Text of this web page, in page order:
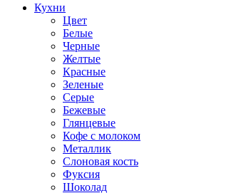
Кухни
Цвет
Белые
Черные
Желтые
Красные
Зеленые
Серые
Бежевые
Глянцевые
Кофе с молоком
Металлик
Слоновая кость
Фуксия
Шоколад